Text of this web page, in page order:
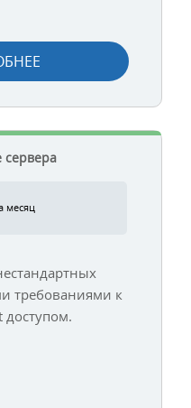
месяц
требованиями к